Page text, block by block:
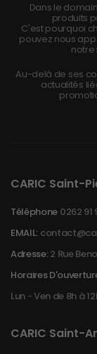
Dans le
produits
C'est pourquoi
pouvez nous
notre
Au-delà de ses
actualités
CARIC Saint-
Téléphone 0262 91
EMAIL:
Adresse:2 Rue
Horaires
Lun - Ven de 8h à
CARIC Saint-